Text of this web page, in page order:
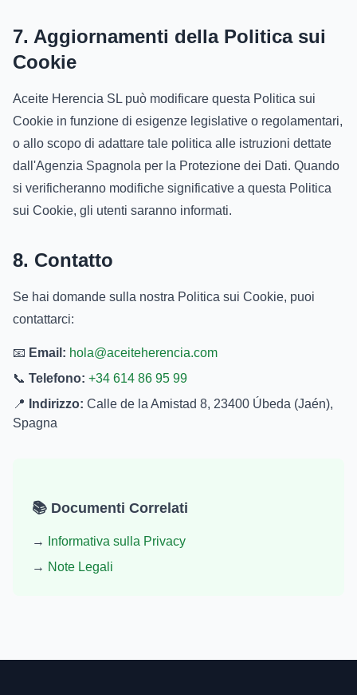
7. Aggiornamenti della Politica sui
Cookie
Aceite Herencia SL può modificare questa Politica sui
Cookie in funzione di esigenze legislative o regolamentari,
o allo scopo di adattare tale politica alle istruzioni dettate
dall'Agenzia Spagnola per la Protezione dei Dati. Quando
si verificheranno modifiche significative a questa Politica
sui Cookie, gli utenti saranno informati.
8. Contatto
Se hai domande sulla nostra Politica sui Cookie, puoi
contattarci:
📧 Email: hola@aceiteherencia.com
📞 Telefono: +34 614 86 95 99
📍
Indirizzo: Calle de la Amistad 8, 23400 Úbeda (Jaén),
Spagna
📚 Documenti Correlati
→
Informativa sulla Privacy
→ Note Legali